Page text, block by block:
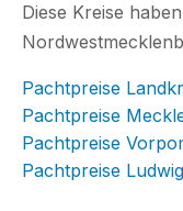
Diese Kreise
Pachtpreise
Pachtpreise
Pachtpreise
Pachtpreise